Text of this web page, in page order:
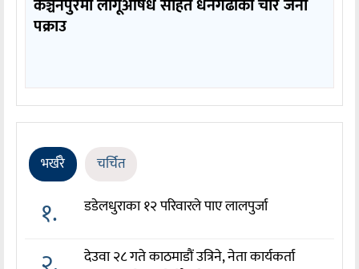
कञ्चनपुरमा लागूऔषध सहित धनगढीका चार जना
पक्राउ
भर्खरै चर्चित
१. डडेलधुराका १२ परिवारले पाए लालपुर्जा
देउवा २८ गते काठमाडौं उत्रिने, नेता कार्यकर्ता